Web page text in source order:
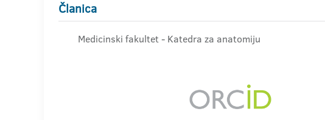
Članica
Medicinski fakultet - Katedra za anatomiju